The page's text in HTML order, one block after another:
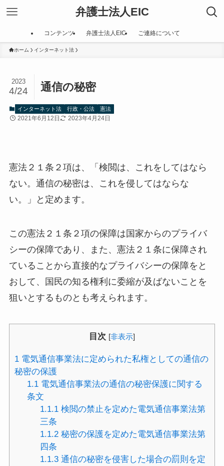
弁護士法人EIC
コンテンツ 弁護士法人EIC ご連絡について
ホーム インターネット法
通信の秘密
2023
4/24
インターネット法 行政・公法 憲法
2021年6月12日 2023年4月24日
憲法２１条２項は、「検閲は、これをしてはなら
ない。通信の秘密は、これを侵してはならな
い。」と定めます。
この憲法２１条２項の保障は国家からのプライバ
シーの保障であり、また、憲法２１条に保障され
ていることから直接的なプライバシーの保障をと
おして、国民の知る権利に委縮が及ばないことを
狙いとするものとも考えられます。
目次 [非表示]
1電気通信事業法に定められた私権としての通信の
秘密の保護
1.1 電気通信事業法の通信の秘密保護に関する
条文
1.1.1検閲の禁止を定めた電気通信事業法第
三条
1.1.2秘密の保護を定めた電気通信事業法第
四条
1.1.3通信の秘密を侵害した場合の罰則を定